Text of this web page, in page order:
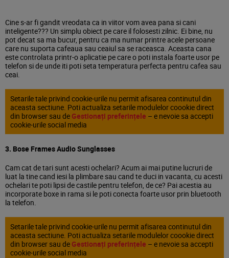
Cine s-ar fi gandit vreodata ca in viitor vom avea pana si cani
inteligente??? Un simplu obiect pe care il folosesti zilnic. Ei bine, nu
pot decat sa ma bucur, pentru ca ma numar printre acele persoane
care nu suporta cafeaua sau ceaiul sa se raceasca. Aceasta cana
este controlata printr-o aplicatie pe care o poti instala foarte usor pe
telefon si de unde iti poti seta temperatura perfecta pentru cafea sau
ceai.
Setarile tale privind cookie-urile nu permit afisarea continutul din
aceasta sectiune. Poti actualiza setarile modulelor coookie direct
din browser sau de Gestionați preferințele – e nevoie sa accepti
cookie-urile social media
3. Bose Frames Audio Sunglasses
Cam cat de tari sunt acesti ochelari? Acum ai mai putine lucruri de
luat la tine cand iesi la plimbare sau cand te duci in vacanta, cu acesti
ochelari te poti lipsi de castile pentru telefon, de ce? Pai acestia au
incorporate boxe in rama si le poti conecta foarte usor prin bluetooth
la telefon.
Setarile tale privind cookie-urile nu permit afisarea continutul din
aceasta sectiune. Poti actualiza setarile modulelor coookie direct
din browser sau de Gestionați preferințele – e nevoie sa accepti
cookie-urile social media